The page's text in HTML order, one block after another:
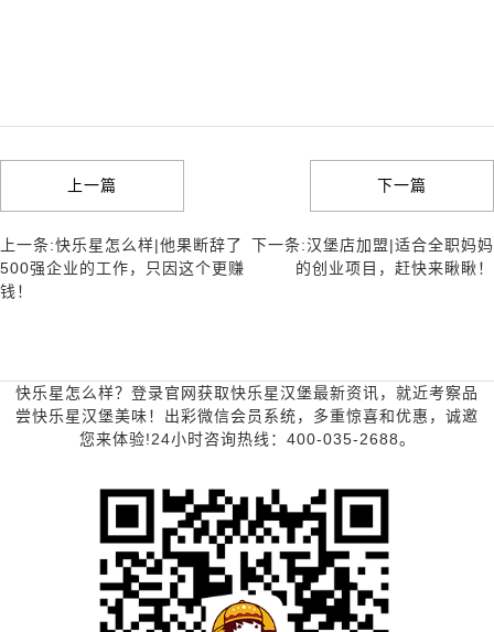
上一篇
上一条:快乐星怎么样|他果断辞了
500强企业的工作，只因这个更赚
钱！
下一篇
下一条:汉堡店加盟|适合全职妈妈
的创业项目，赶快来瞅瞅！
快乐星怎么样？登录官网获取快乐星汉堡最新资讯，就近考察品
尝快乐星汉堡美味！出彩微信会员系统，多重惊喜和优惠，诚邀
您来体验!24小时咨询热线：400-035-2688。